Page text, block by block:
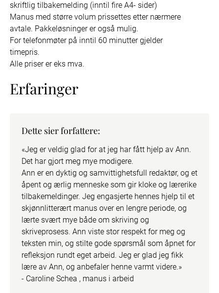
skriftlig tilbakemelding (inntil fire A4- sider)
Manus med større volum prissettes etter nærmere
avtale. Pakkeløsninger er også mulig.
For telefonmøter på inntil 60 minutter gjelder
timepris.
Alle priser er eks mva.
Erfaringer
Dette sier forfattere:
«Jeg er veldig glad for at jeg har fått hjelp av Ann.
Det har gjort meg mye modigere.
Ann er en dyktig og samvittighetsfull redaktør, og et
åpent og ærlig menneske som gir kloke og lærerike
tilbakemeldinger. Jeg engasjerte hennes hjelp til et
skjønnlitterært manus over en lengre periode, og
lærte svært mye både om skriving og
skriveprosess. Ann viste stor respekt for meg og
teksten min, og stilte gode spørsmål som åpnet for
refleksjon rundt eget arbeid. Jeg er glad jeg fikk
lære av Ann, og anbefaler henne varmt videre.»
- Caroline Schea , manus i arbeid